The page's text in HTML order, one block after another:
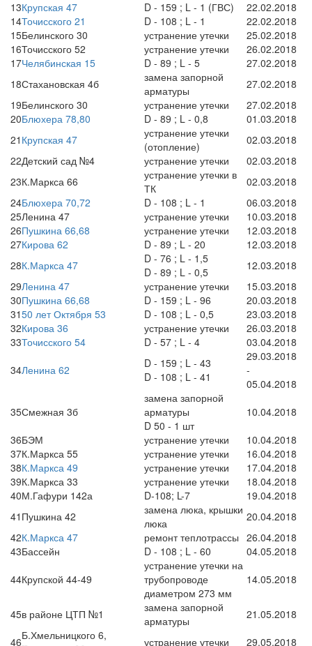
13Крупская 47 D - 159 ; L - 1 (ГВС)
22.02.2018
14Точисского 21 D - 108 ; L - 1
22.02.2018
15Белинского 30 устранение утечки
25.02.2018
16Точисского 52 устранение утечки
26.02.2018
17Челябинская 15 D - 89 ; L - 5
27.02.2018
18Стахановская 4б
замена запорной
арматуры
27.02.2018
19Белинского 30 устранение утечки
27.02.2018
20Блюхера 78,80 D - 89 ; L - 0,8
01.03.2018
21 Крупская 47
устранение утечки
(отопление)
02.03.2018
22Детский сад №4 устранение утечки
02.03.2018
23К.Маркса 66
устранение утечки в
ТК
02.03.2018
24Блюхера 70,72 D - 108 ; L - 1
06.03.2018
25Ленина 47 устранение утечки
10.03.2018
26Пушкина 66,68 устранение утечки
12.03.2018
27Кирова 62 D - 89 ; L - 20
12.03.2018
28К.Маркса 47
D - 76 ; L - 1,5
D - 89 ; L - 0,5
12.03.2018
29Ленина 47 устранение утечки
15.03.2018
30Пушкина 66,68 D - 159 ; L - 96
20.03.2018
3150 лет Октября 53 D - 108 ; L - 0,5
23.03.2018
32Кирова 36 устранение утечки
26.03.2018
33Точисского 54 D - 57 ; L - 4
03.04.2018
34Ленина 62
D - 159 ; L - 43
D - 108 ; L - 41
29.03.2018
-
05.04.2018
35Смежная 3б
замена запорной
арматуры
D 50 - 1 шт
10.04.2018
36БЭМ устранение утечки
10.04.2018
37К.Маркса 55 устранение утечки
16.04.2018
38К.Маркса 49 устранение утечки
17.04.2018
39К.Маркса 33 устранение утечки
18.04.2018
40М.Гафури 142а D-108; L-7
19.04.2018
41 Пушкина 42
замена люка, крышки
люка
20.04.2018
42К.Маркса 47 ремонт теплотрассы 26.04.2018
43Бассейн D - 108 ; L - 60
04.05.2018
44Крупской 44-49
устранение утечки на
трубопроводе
диаметром 273 мм
14.05.2018
45в районе ЦТП №1
замена запорной
арматуры
21.05.2018
46Б.Хмельницкого 6,
устранение утечки
29.05.2018